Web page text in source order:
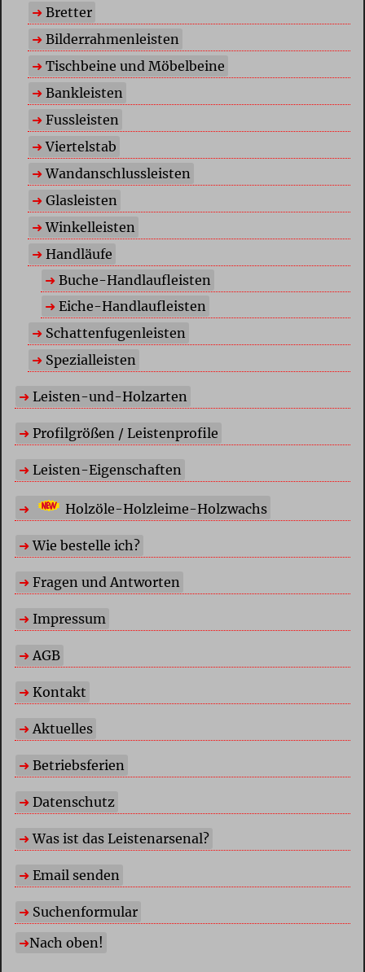
Bretter
Bilderrahmenleisten
Tischbeine und Möbelbeine
Bankleisten
Fussleisten
Viertelstab
Wandanschlussleisten
Glasleisten
Winkelleisten
Handläufe
Buche-Handlaufleisten
Eiche-Handlaufleisten
Schattenfugenleisten
Spezialleisten
Leisten-und-Holzarten
Profilgrößen / Leistenprofile
Leisten-Eigenschaften
Holzöle-Holzleime-Holzwachs
Wie bestelle ich?
Fragen und Antworten
Impressum
AGB
Kontakt
Aktuelles
Betriebsferien
Datenschutz
Was ist das Leistenarsenal?
Email senden
Suchenformular
Nach oben!